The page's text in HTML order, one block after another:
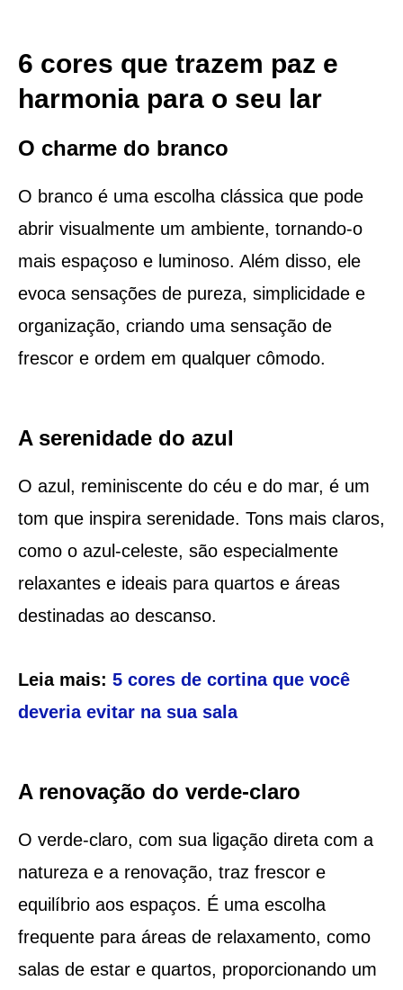
6 cores que trazem paz e
harmonia para o seu lar
O charme do branco
O branco é uma escolha clássica que pode
abrir visualmente um ambiente, tornando-o
mais espaçoso e luminoso. Além disso, ele
evoca sensações de pureza, simplicidade e
organização, criando uma sensação de
frescor e ordem em qualquer cômodo.
A serenidade do azul
O azul, reminiscente do céu e do mar, é um
tom que inspira serenidade. Tons mais claros,
como o azul-celeste, são especialmente
relaxantes e ideais para quartos e áreas
destinadas ao descanso.
Leia mais: 5 cores de cortina que você
deveria evitar na sua sala
A renovação do verde-claro
O verde-claro, com sua ligação direta com a
natureza e a renovação, traz frescor e
equilíbrio aos espaços. É uma escolha
frequente para áreas de relaxamento, como
salas de estar e quartos, proporcionando um